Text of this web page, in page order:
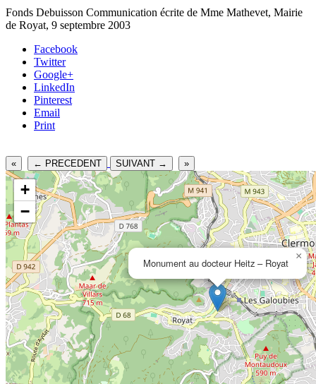
Fonds Debuisson Communication écrite de Mme Mathevet, Mairie
de Royat, 9 septembre 2003
Facebook
Twitter
Google+
LinkedIn
Pinterest
Email
Print
« ← PRECEDENT SUIVANT → »
Monument au docteur Heitz – Royat
×
+
−